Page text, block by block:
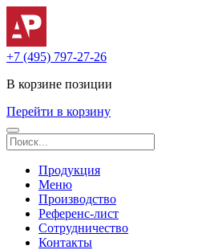
+7 (495) 797-27-26
В корзине позиции
Перейти в корзину
Продукция
Меню
Производство
Референс-лист
Сотрудничество
Контакты